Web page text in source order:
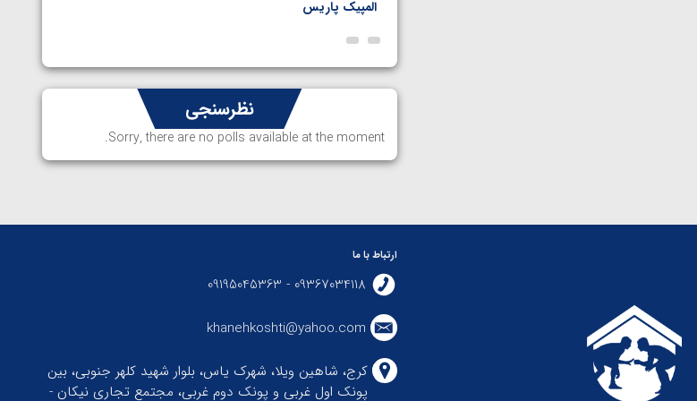
المپیک پاریس
نظرسنجی
Sorry, there are no polls available at the moment.
ارتباط با ما
09367034118 - 09195045363
khanehkoshti@yahoo.com
کرج، شاهین ویلا، شهرک یاس، بلوار شهید کلهر جنوبی، بین
پونک اول غربی و پونک دوم غربی، مجتمع تجاری نیکان -